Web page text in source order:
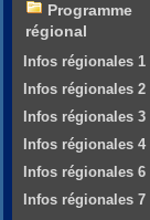
Programme
régional
Infos régionales 1
Infos régionales 2
Infos régionales 3
Infos régionales 4
Infos régionales 6
Infos régionales 7